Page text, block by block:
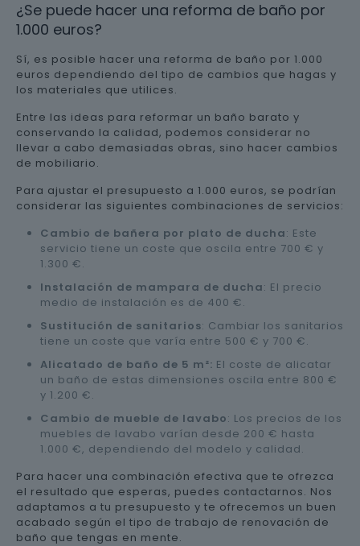
¿Se puede hacer una reforma de baño por
1.000 euros?
Sí, es posible hacer una reforma de baño por 1.000
euros dependiendo del tipo de cambios que hagas y
los materiales que utilices.
Entre las ideas para reformar un baño barato y
conservando la calidad, podemos considerar no
llevar a cabo demasiadas obras, sino hacer cambios
de mobiliario.
Para ajustar el presupuesto a 1.000 euros, se podrían
considerar las siguientes combinaciones de servicios:
Cambio de bañera por plato de ducha: Este
servicio tiene un coste que oscila entre 700 € y
1.300 €.
Instalación de mampara de ducha: El precio
medio de instalación es de 400 €.
Sustitución de sanitarios: Cambiar los sanitarios
tiene un coste que varía entre 500 € y 700 €.
Alicatado de baño de 5 m²: El coste de alicatar
un baño de estas dimensiones oscila entre 800 €
y 1.200 €.
Cambio de mueble de lavabo: Los precios de los
muebles de lavabo varían desde 200 € hasta
1.000 €, dependiendo del modelo y calidad.
Para hacer una combinación efectiva que te ofrezca
el resultado que esperas, puedes contactarnos. Nos
adaptamos a tu presupuesto y te ofrecemos un buen
acabado según el tipo de trabajo de renovación de
baño que tengas en mente.